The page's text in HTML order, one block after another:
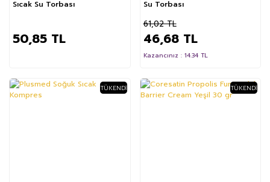
Sıcak Su Torbası
50,85 TL
Su Torbası
46,68 TL
61,02 TL
Kazancınız : 14.34 TL
TÜKENDI TÜKENDI